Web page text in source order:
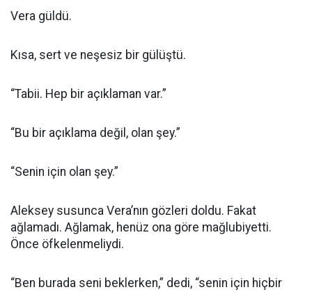
Vera güldü.
Kısa, sert ve neşesiz bir gülüştü.
“Tabii. Hep bir açıklaman var.”
“Bu bir açıklama değil, olan şey.”
“Senin için olan şey.”
Aleksey susunca Vera’nın gözleri doldu. Fakat
ağlamadı. Ağlamak, henüz ona göre mağlubiyetti.
Önce öfkelenmeliydi.
“Ben burada seni beklerken,” dedi, “senin için hiçbir